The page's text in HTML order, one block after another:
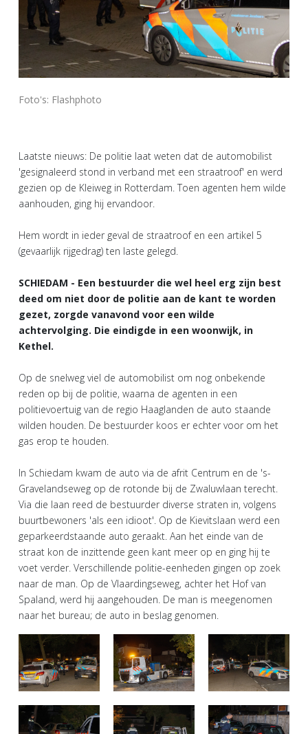
Foto's: Flashphoto
Laatste nieuws: De politie laat weten dat de automobilist
'gesignaleerd stond in verband met een straatroof' en werd
gezien op de Kleiweg in Rotterdam. Toen agenten hem wilde
aanhouden, ging hij ervandoor.
Hem wordt in ieder geval de straatroof en een artikel 5
(gevaarlijk rijgedrag) ten laste gelegd.
SCHIEDAM - Een bestuurder die wel heel erg zijn best
deed om niet door de politie aan de kant te worden
gezet, zorgde vanavond voor een wilde
achtervolging. Die eindigde in een woonwijk, in
Kethel.
Op de snelweg viel de automobilist om nog onbekende
reden op bij de politie, waarna de agenten in een
politievoertuig van de regio Haaglanden de auto staande
wilden houden. De bestuurder koos er echter voor om het
gas erop te houden.
In Schiedam kwam de auto via de afrit Centrum en de 's-
Gravelandseweg op de rotonde bij de Zwaluwlaan terecht.
Via die laan reed de bestuurder diverse straten in, volgens
buurtbewoners 'als een idioot'. Op de Kievitslaan werd een
geparkeerdstaande auto geraakt. Aan het einde van de
straat kon de inzittende geen kant meer op en ging hij te
voet verder. Verschillende politie-eenheden gingen op zoek
naar de man. Op de Vlaardingseweg, achter het Hof van
Spaland, werd hij aangehouden. De man is meegenomen
naar het bureau; de auto in beslag genomen.